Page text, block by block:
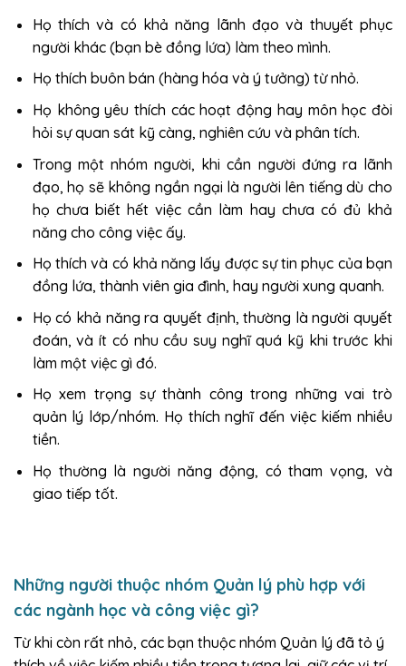
Họ thích và có khả năng lãnh đạo và thuyết phục
người khác (bạn bè đồng lứa) làm theo mình.
Họ thích buôn bán (hàng hóa và ý tưởng) từ nhỏ.
Họ không yêu thích các hoạt động hay môn học đòi
hỏi sự quan sát kỹ càng, nghiên cứu và phân tích.
Trong một nhóm người, khi cần người đứng ra lãnh
đạo, họ sẽ không ngần ngại là người lên tiếng dù cho
họ chưa biết hết việc cần làm hay chưa có đủ khả
năng cho công việc ấy.
Họ thích và có khả năng lấy được sự tin phục của bạn
đồng lứa, thành viên gia đình, hay người xung quanh.
Họ có khả năng ra quyết định, thường là người quyết
đoán, và ít có nhu cầu suy nghĩ quá kỹ khi trước khi
làm một việc gì đó.
Họ xem trọng sự thành công trong những vai trò
quản lý lớp/nhóm. Họ thích nghĩ đến việc kiếm nhiều
tiền.
Họ thường là người năng động, có tham vọng, và
giao tiếp tốt.
Những người thuộc nhóm Quản lý phù hợp với
các ngành học và công việc gì?
Từ khi còn rất nhỏ, các bạn thuộc nhóm Quản lý đã tỏ ý